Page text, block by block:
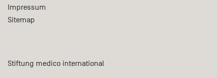
Impressum
Sitemap
Stiftung medico international